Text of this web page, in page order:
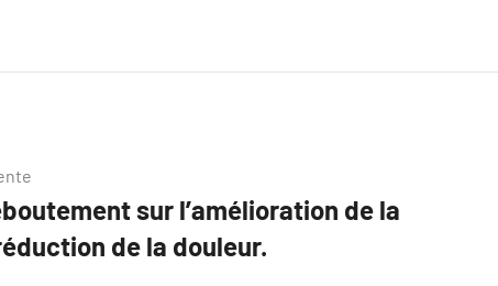
sur l’amélioration de la
de la douleur.